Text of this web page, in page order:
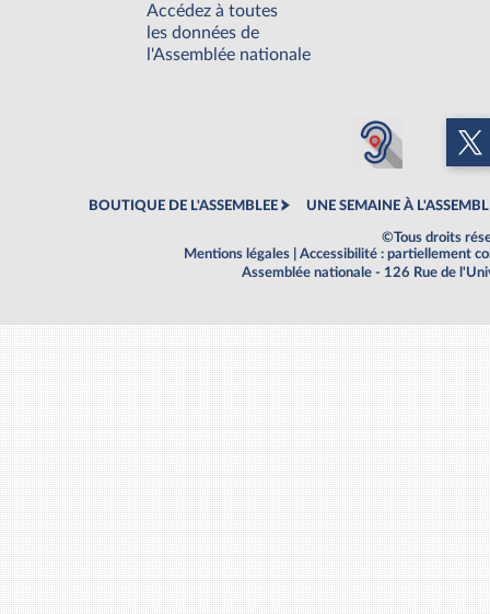
Accédez à toutes
les données de
l'Assemblée nationale
BOUTIQUE DE L'ASSEMBLEE UNE SEMAINE À
©Tous droits
Mentions légales
Accessibilité : partiellement
Assemblée nationale - 126 Rue de